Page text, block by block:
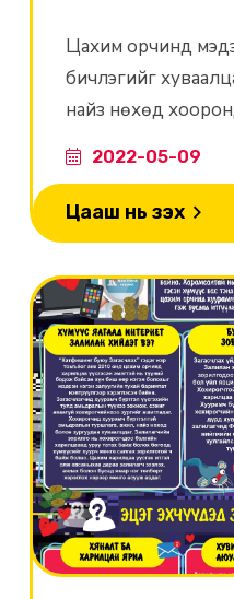
Цахим орчинд
бичлэгийг
найз нөхөд
боломжийг
зүйлийг цахим
нь юу болохыг чи
Иймээс
2022-05-09
Цааш нь үзэх